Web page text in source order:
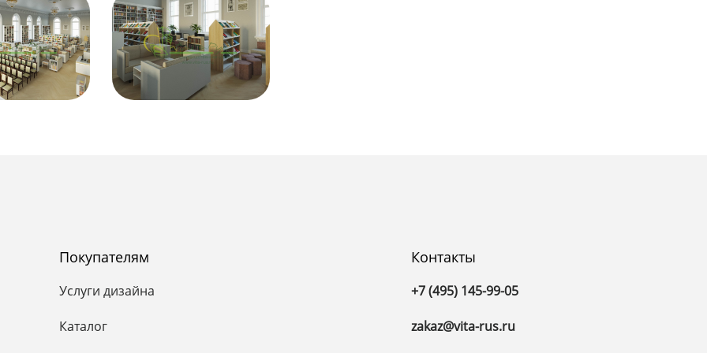
для
работы с
зала.
означает:
статусу
Покупателям
Услуги дизайна
Каталог
Контакты
+7 (495) 145-99-05
zakaz@vita-rus.ru